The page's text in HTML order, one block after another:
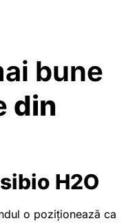
bune
din
H2O
o poziționează ca